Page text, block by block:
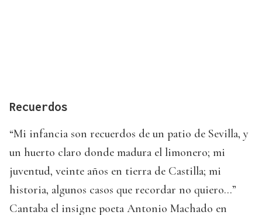
Recuerdos
“Mi infancia son recuerdos de un patio de Sevilla, y
un huerto claro donde madura el limonero; mi
juventud, veinte años en tierra de Castilla; mi
historia, algunos casos que recordar no quiero...”
Cantaba el insigne poeta Antonio Machado en